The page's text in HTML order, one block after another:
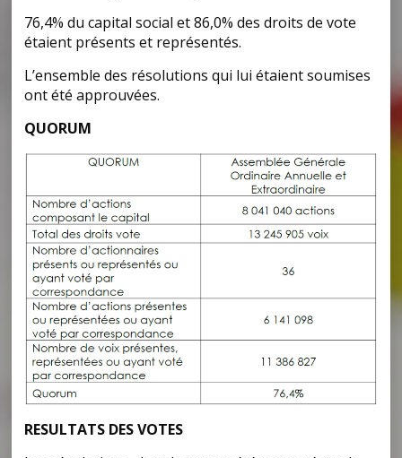
76,4% du capital social et 86,0% des droits de vote
étaient présents et représentés.
L’ensemble des résolutions qui lui étaient soumises
ont été approuvées.
QUORUM
RESULTATS DES VOTES